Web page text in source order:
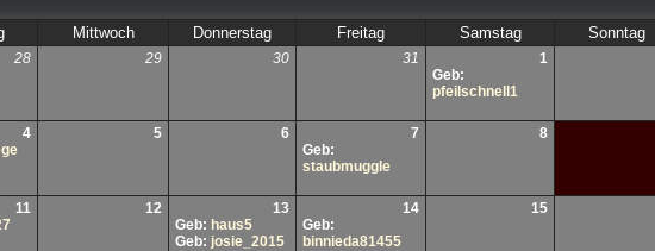
Mittwoch Donnerstag Freitag Samstag Sonntag
28 29 30 31
1
Geb:
pfeilschnell1
4
5 6
7
Geb:
staubmuggle
8
11
12
13
Geb: haus5
Geb: josie_2015
14
Geb:
binnieda81455
15